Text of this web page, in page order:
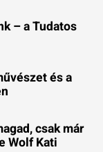
– a Tudatos
és a
csak már
Wolf Kati